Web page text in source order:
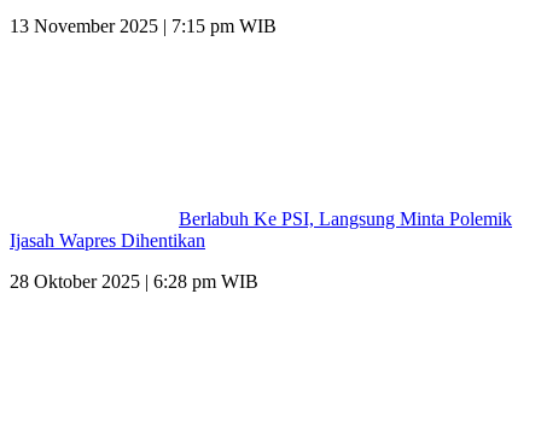
13 November 2025 | 7:15 pm WIB
Berlabuh Ke PSI, Langsung Minta Polemik
Ijasah Wapres Dihentikan
28 Oktober 2025 | 6:28 pm WIB